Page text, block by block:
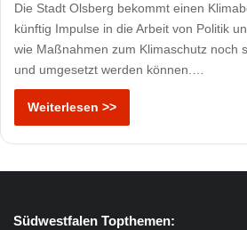
Die Stadt Olsberg bekommt einen
künftig Impulse in die Arbeit von Politik
wie Maßnahmen zum Klimaschutz noch
und umgesetzt werden können.…
Weiterlesen >>
Südwestfalen Topthemen: